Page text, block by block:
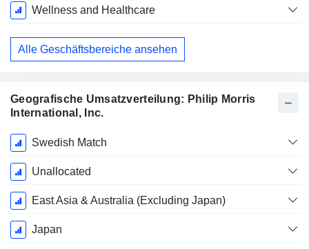
Wellness and Healthcare
Alle Geschäftsbereiche ansehen
Geografische Umsatzverteilung: Philip Morris
International, Inc.
Ende d.
Geschäftsjahres:
Dezember
Swedish Match
Unallocated
East Asia & Australia (Excluding Japan)
Japan